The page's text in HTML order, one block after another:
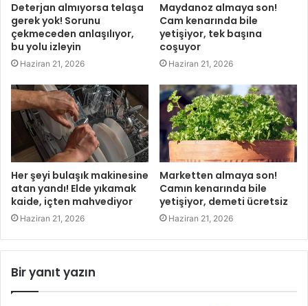
Deterjan almıyorsa telaşa
gerek yok! Sorunu
çekmeceden anlaşılıyor,
bu yolu izleyin
Haziran 21, 2026
Maydanoz almaya son!
Cam kenarında bile
yetişiyor, tek başına
coşuyor
Haziran 21, 2026
Her şeyi bulaşık makinesine
atan yandı! Elde yıkamak
kaide, içten mahvediyor
Haziran 21, 2026
Marketten almaya son!
Camın kenarında bile
yetişiyor, demeti ücretsiz
Haziran 21, 2026
Bir yanıt yazın